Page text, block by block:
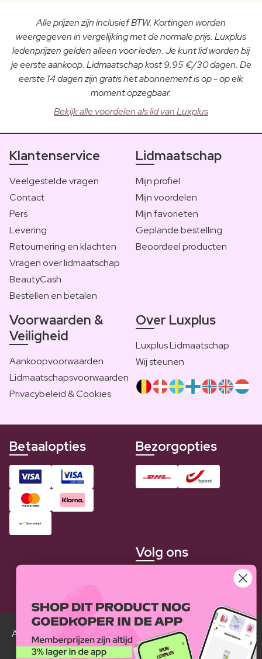
Alle prijzen zijn inclusief BTW. Kortingen worden
weergegeven in vergelijking met de normale prijs. Luxplus
ledenprijzen gelden alleen voor leden. Je kunt lid worden bij
je eerste aankoop. Lidmaatschap kost 9,95 €/30 dagen. De
eerste 14 dagen zijn gratis het abonnement is op - op elk
moment opzegbaar.
Bekijk alle voordelen als lid van Luxplus
Klantenservice
Veelgestelde vragen
Contact
Pers
Levering
Retournering en klachten
Vragen over lidmaatschap
BeautyCash
Bestellen en betalen
Lidmaatschap
Mijn profiel
Mijn voordelen
Mijn favorieten
Geplande bestelling
Beoordeel producten
Voorwaarden &
Veiligheid
Aankoopvoorwaarden
Lidmaatschapsvoorwaarden
Privacybeleid & Cookies
Over Luxplus
Luxplus Lidmaatschap
Wij steunen
Betaalopties Bezorgopties
Volg ons
Alle Luxplus ledenprijzen zijn weergegeven in vergelijking
met de normale prijzen.